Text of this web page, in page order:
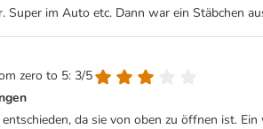
Super im Auto etc. Dann war ein Stäbchen
zero to 5: 3/5
da sie von oben zu öffnen ist.